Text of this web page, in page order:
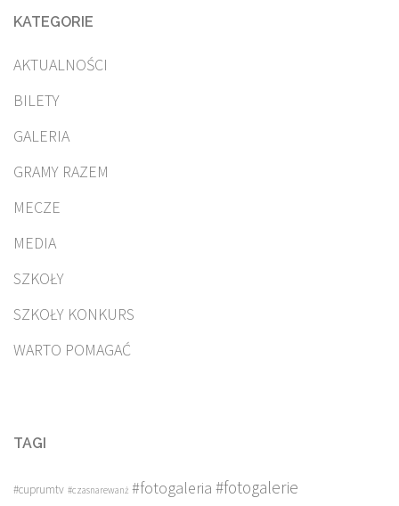
KATEGORIE
AKTUALNOŚCI
BILETY
GALERIA
GRAMY RAZEM
MECZE
MEDIA
SZKOŁY
SZKOŁY KONKURS
WARTO POMAGAĆ
TAGI
#cuprumtv #czasnarewanż #fotogaleria #fotogalerie